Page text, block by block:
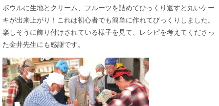
ボウルに生地とクリーム、フルーツを詰めてひっくり返すと丸いケー
キが出来上がり！これは初心者でも簡単に作れてびっくりしました。
楽しそうに飾り付けされている様子を見て、レシピを考えてくださっ
た金井先生にも感謝です。